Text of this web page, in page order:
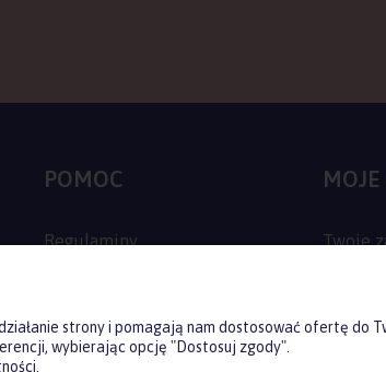
POMOC
Regulaminy
Polityka prywatności
Jak kupować?
Twoje
strony i pomagają nam dostosować ofertę
wybierając opcję "Dostosuj zgody".